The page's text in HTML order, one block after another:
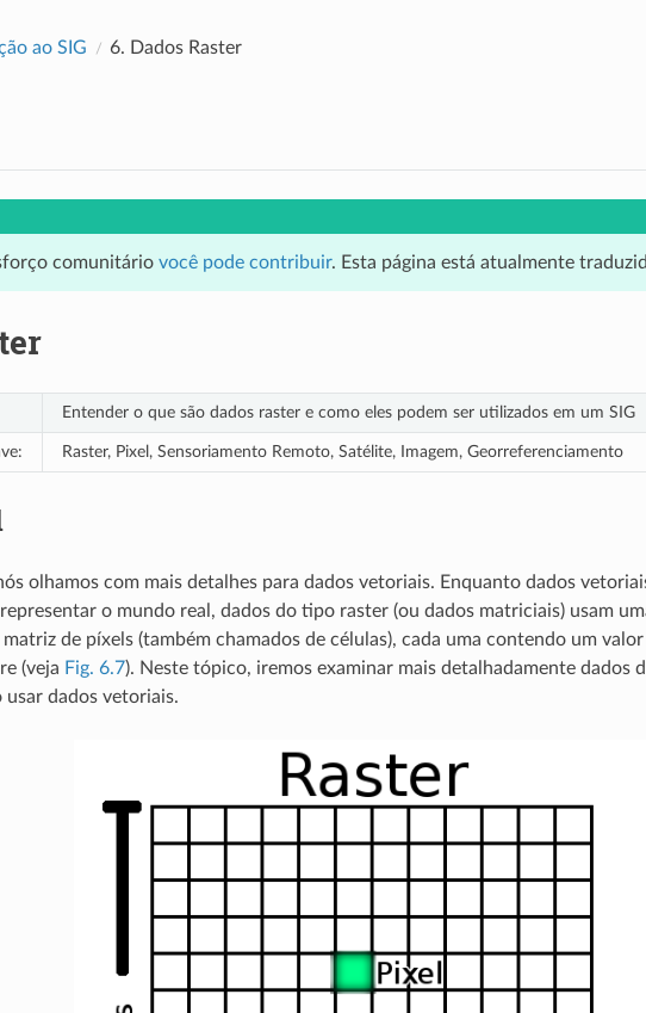
ao SIG 6. Dados Raster
comunitário você pode contribuir. Esta página está atualmente
Entender o que são dados raster e como eles podem ser utilizados em um SIG
Raster, Pixel, Sensoriamento Remoto, Satélite, Imagem, Georreferenciamento
olhamos com mais detalhes para dados vetoriais. Enquanto dados
o mundo real, dados do tipo raster (ou dados matriciais) usam
de píxels (também chamados de células), cada uma contendo um
(veja Fig. 6.7). Neste tópico, iremos examinar mais detalhadamente dados
dados vetoriais.